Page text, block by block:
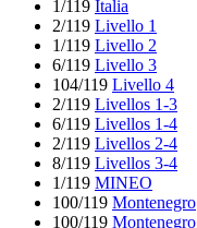
1/119 Italia
2/119 Livello 1
1/119 Livello 2
6/119 Livello 3
104/119 Livello 4
2/119 Livellos 1-3
6/119 Livellos 1-4
2/119 Livellos 2-4
8/119 Livellos 3-4
1/119 MINEO
100/119 Montenegro
100/119 Montenegro